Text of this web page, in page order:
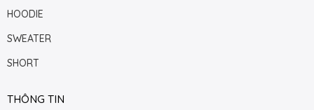
HOODIE
SWEATER
SHORT
THÔNG TIN